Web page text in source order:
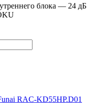
блока — 24 дБ